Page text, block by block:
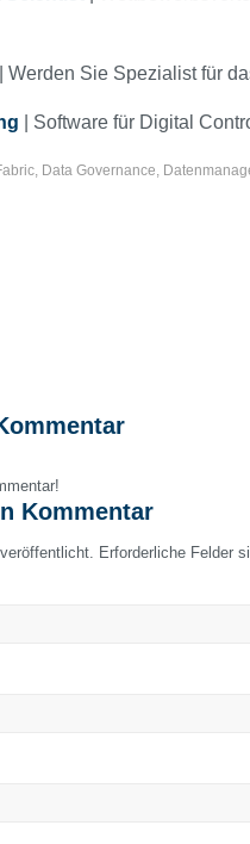
| Werden Sie Spezialist für
| Software für Digital
Data Governance
Kommentar
Erforderliche Felder